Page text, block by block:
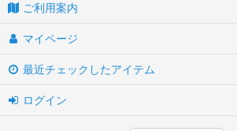
ご利用案内
マイページ
最近チェックしたアイテム
ログイン